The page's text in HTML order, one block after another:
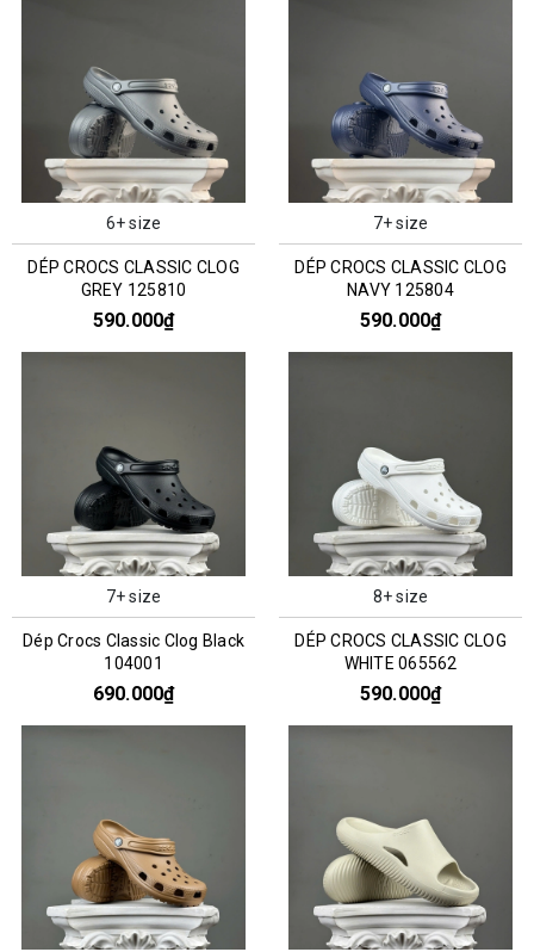
6+ size
DÉP CROCS CLASSIC CLOG
GREY 125810
590.000₫
7+ size
DÉP CROCS CLASSIC CLOG
NAVY 125804
590.000₫
7+ size
Dép Crocs Classic Clog Black
104001
690.000₫
8+ size
DÉP CROCS CLASSIC CLOG
WHITE 065562
590.000₫